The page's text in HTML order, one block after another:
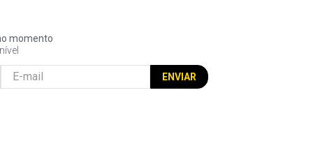
momento
ENVIAR